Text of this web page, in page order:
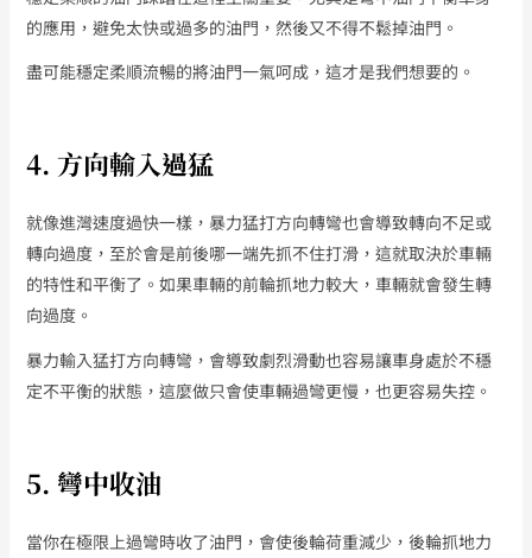
的應用，避免太快或過多的油門，然後又不得不鬆掉油門。
盡可能穩定柔順流暢的將油門一氣呵成，這才是我們想要的。
4. 方向輸入過猛
就像進灣速度過快一樣，暴力猛打方向轉彎也會導致轉向不足或
轉向過度，至於會是前後哪一端先抓不住打滑，這就取決於車輛
的特性和平衡了。如果車輛的前輪抓地力較大，車輛就會發生轉
向過度。
暴力輸入猛打方向轉彎，會導致劇烈滑動也容易讓車身處於不穩
定不平衡的狀態，這麼做只會使車輛過彎更慢，也更容易失控。
5. 彎中收油
當你在極限上過彎時收了油門，會使後輪荷重減少，後輪抓地力